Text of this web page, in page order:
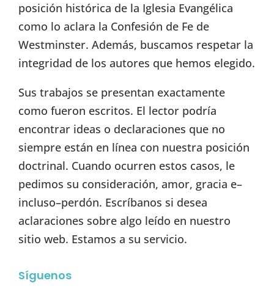
posición histórica de la Iglesia Evangélica
como lo aclara la Confesión de Fe de
Westminster. Además, buscamos respetar la
integridad de los autores que hemos elegido.
Sus trabajos se presentan exactamente
como fueron escritos. El lector podría
encontrar ideas o declaraciones que no
siempre están en línea con nuestra posición
doctrinal. Cuando ocurren estos casos, le
pedimos su consideración, amor, gracia e–
incluso–perdón. Escríbanos si desea
aclaraciones sobre algo leído en nuestro
sitio web. Estamos a su servicio.
Síguenos